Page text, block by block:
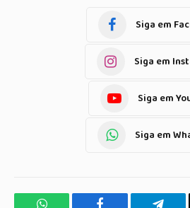
Siga em
Siga em
Siga em
Siga em